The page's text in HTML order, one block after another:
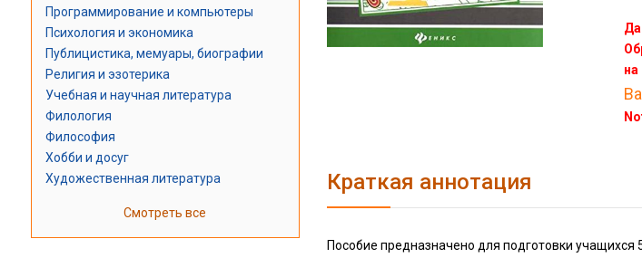
Программирование и компьютеры
Психология и экономика
Публицистика, мемуары, биографии
Религия и эзотерика
Учебная и научная литература
Филология
Философия
Хобби и досуг
Художественная литература
Смотреть все
на
Краткая аннотация
Пособие предназначено для подготовки